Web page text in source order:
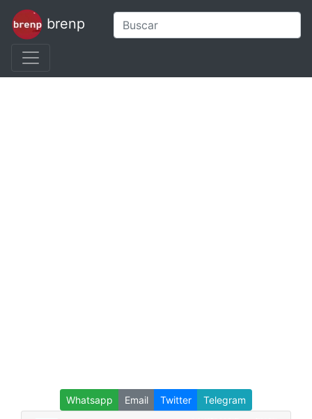
brenp
Whatsapp Email Twitter Telegram